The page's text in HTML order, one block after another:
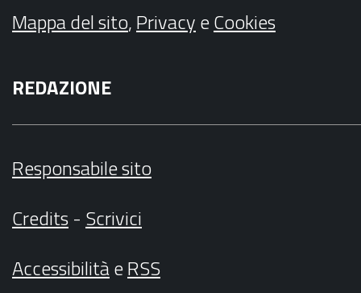
Mappa del sito,PrivacyeCookies
REDAZIONE
Responsabile sito
Credits- Scrivici
AccessibilitàeRSS